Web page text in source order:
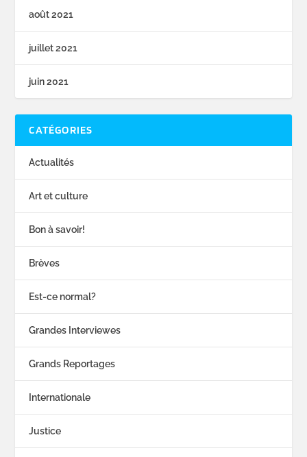
août 2021
juillet 2021
juin 2021
CATÉGORIES
Actualités
Art et culture
Bon à savoir!
Brèves
Est-ce normal?
Grandes Interviewes
Grands Reportages
Internationale
Justice